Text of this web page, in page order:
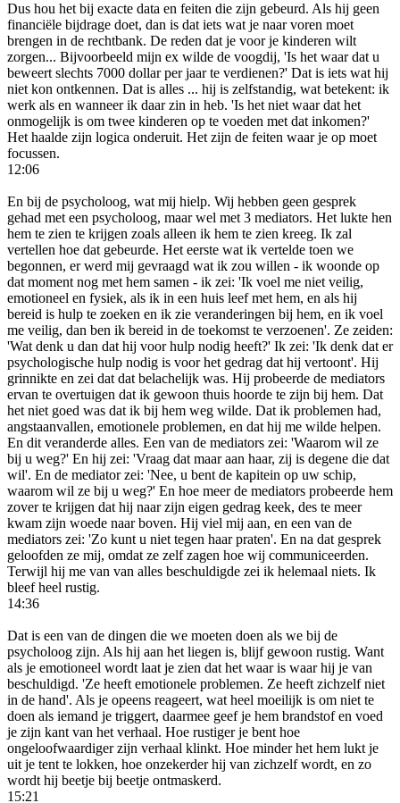
Dus hou het bij exacte data en feiten die zijn gebeurd. Als hij geen
financiële bijdrage doet, dan is dat iets wat je naar voren moet
brengen in de rechtbank. De reden dat je voor je kinderen wilt
zorgen... Bijvoorbeeld mijn ex wilde de voogdij, 'Is het waar dat u
beweert slechts 7000 dollar per jaar te verdienen?' Dat is iets wat hij
niet kon ontkennen. Dat is alles ... hij is zelfstandig, wat betekent: ik
werk als en wanneer ik daar zin in heb. 'Is het niet waar dat het
onmogelijk is om twee kinderen op te voeden met dat inkomen?'
Het haalde zijn logica onderuit. Het zijn de feiten waar je op moet
focussen.
12:06
En bij de psycholoog, wat mij hielp. Wij hebben geen gesprek
gehad met een psycholoog, maar wel met 3 mediators. Het lukte hen
hem te zien te krijgen zoals alleen ik hem te zien kreeg. Ik zal
vertellen hoe dat gebeurde. Het eerste wat ik vertelde toen we
begonnen, er werd mij gevraagd wat ik zou willen - ik woonde op
dat moment nog met hem samen - ik zei: 'Ik voel me niet veilig,
emotioneel en fysiek, als ik in een huis leef met hem, en als hij
bereid is hulp te zoeken en ik zie veranderingen bij hem, en ik voel
me veilig, dan ben ik bereid in de toekomst te verzoenen'. Ze zeiden:
'Wat denk u dan dat hij voor hulp nodig heeft?' Ik zei: 'Ik denk dat er
psychologische hulp nodig is voor het gedrag dat hij vertoont'. Hij
grinnikte en zei dat dat belachelijk was. Hij probeerde de mediators
ervan te overtuigen dat ik gewoon thuis hoorde te zijn bij hem. Dat
het niet goed was dat ik bij hem weg wilde. Dat ik problemen had,
angstaanvallen, emotionele problemen, en dat hij me wilde helpen.
En dit veranderde alles. Een van de mediators zei: 'Waarom wil ze
bij u weg?' En hij zei: 'Vraag dat maar aan haar, zij is degene die dat
wil'. En de mediator zei: 'Nee, u bent de kapitein op uw schip,
waarom wil ze bij u weg?' En hoe meer de mediators probeerde hem
zover te krijgen dat hij naar zijn eigen gedrag keek, des te meer
kwam zijn woede naar boven. Hij viel mij aan, en een van de
mediators zei: 'Zo kunt u niet tegen haar praten'. En na dat gesprek
geloofden ze mij, omdat ze zelf zagen hoe wij communiceerden.
Terwijl hij me van van alles beschuldigde zei ik helemaal niets. Ik
bleef heel rustig.
14:36
Dat is een van de dingen die we moeten doen als we bij de
psycholoog zijn. Als hij aan het liegen is, blijf gewoon rustig. Want
als je emotioneel wordt laat je zien dat het waar is waar hij je van
beschuldigd. 'Ze heeft emotionele problemen. Ze heeft zichzelf niet
in de hand'. Als je opeens reageert, wat heel moeilijk is om niet te
doen als iemand je triggert, daarmee geef je hem brandstof en voed
je zijn kant van het verhaal. Hoe rustiger je bent hoe
ongeloofwaardiger zijn verhaal klinkt. Hoe minder het hem lukt je
uit je tent te lokken, hoe onzekerder hij van zichzelf wordt, en zo
wordt hij beetje bij beetje ontmaskerd.
15:21